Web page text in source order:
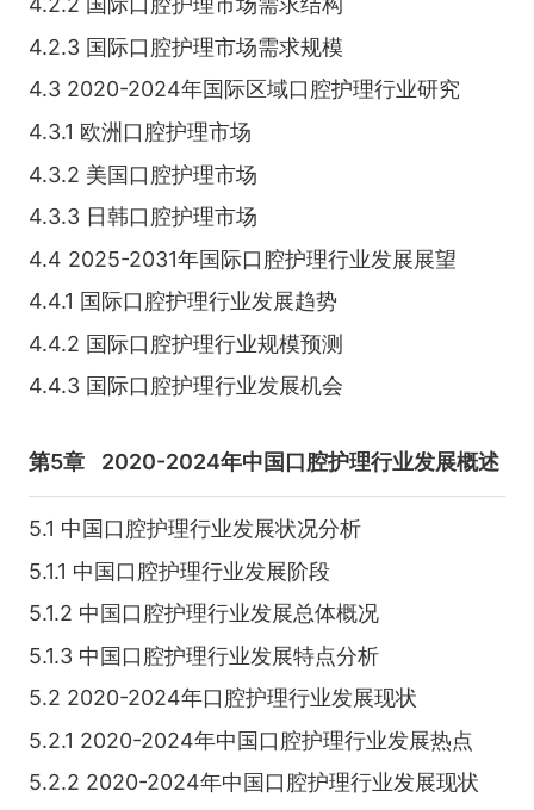
4.2.3 国际口腔护理市场需求规模
4.3 2020-2024年国际区域口腔护理行业研究
4.3.1 欧洲口腔护理市场
4.3.2 美国口腔护理市场
4.3.3 日韩口腔护理市场
4.4 2025-2031年国际口腔护理行业发展展望
4.4.1 国际口腔护理行业发展趋势
4.4.2 国际口腔护理行业规模预测
4.4.3 国际口腔护理行业发展机会
第5章 2020-2024年中国口腔护理行业发展概述
5.1 中国口腔护理行业发展状况分析
5.1.1 中国口腔护理行业发展阶段
5.1.2 中国口腔护理行业发展总体概况
5.1.3 中国口腔护理行业发展特点分析
5.2 2020-2024年口腔护理行业发展现状
5.2.1 2020-2024年中国口腔护理行业发展热点
5.2.2 2020-2024年中国口腔护理行业发展现状